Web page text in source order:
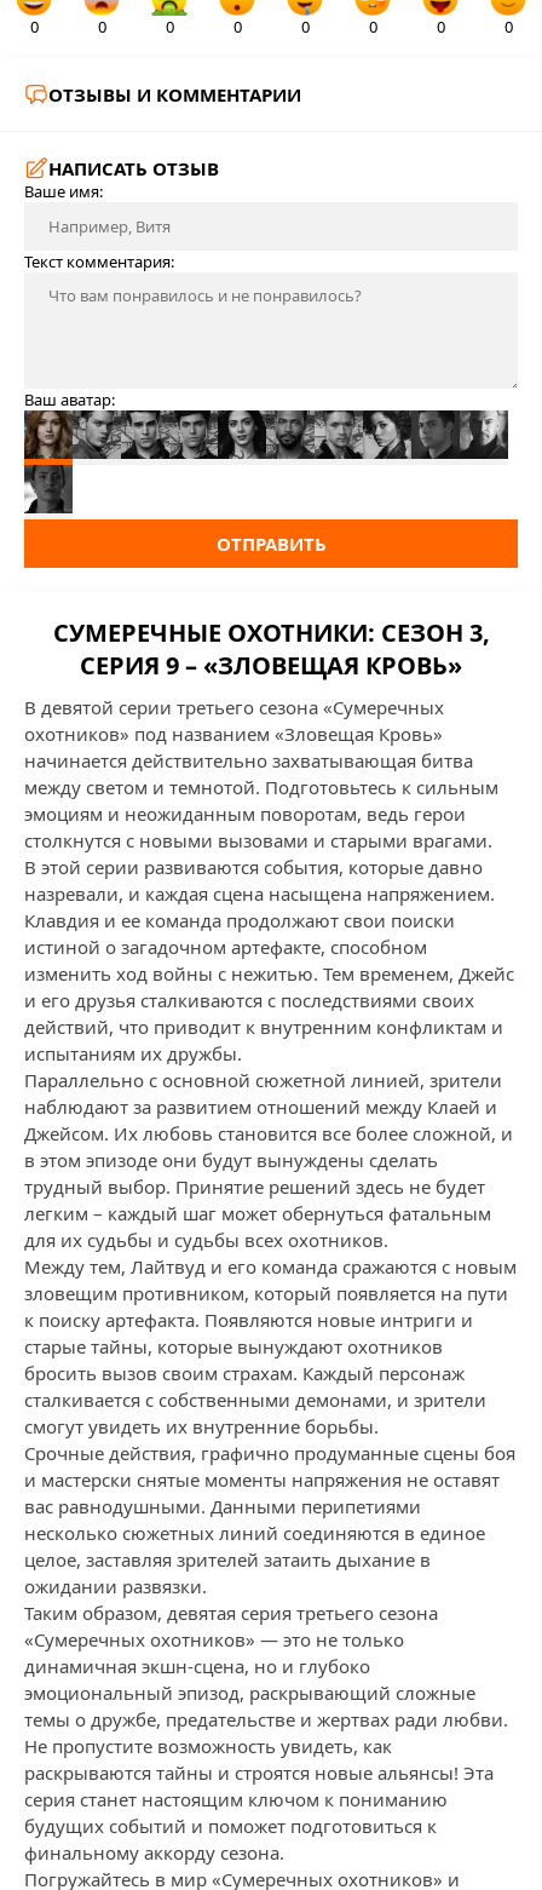
0 0 0 0 0 0 0 0
ОТЗЫВЫ И КОММЕНТАРИИ
НАПИСАТЬ ОТЗЫВ
Ваше имя:
Текст комментария:
Ваш аватар:
ОТПРАВИТЬ
СУМЕРЕЧНЫЕ ОХОТНИКИ: СЕЗОН 3,
СЕРИЯ 9 – «ЗЛОВЕЩАЯ КРОВЬ»
В девятой серии третьего сезона «Сумеречных
охотников» под названием «Зловещая Кровь»
начинается действительно захватывающая битва
между светом и темнотой. Подготовьтесь к сильным
эмоциям и неожиданным поворотам, ведь герои
столкнутся с новыми вызовами и старыми врагами.
В этой серии развиваются события, которые давно
назревали, и каждая сцена насыщена напряжением.
Клавдия и ее команда продолжают свои поиски
истиной о загадочном артефакте, способном
изменить ход войны с нежитью. Тем временем, Джейс
и его друзья сталкиваются с последствиями своих
действий, что приводит к внутренним конфликтам и
испытаниям их дружбы.
Параллельно с основной сюжетной линией, зрители
наблюдают за развитием отношений между Клаей и
Джейсом. Их любовь становится все более сложной, и
в этом эпизоде они будут вынуждены сделать
трудный выбор. Принятие решений здесь не будет
легким – каждый шаг может обернуться фатальным
для их судьбы и судьбы всех охотников.
Между тем, Лайтвуд и его команда сражаются с новым
зловещим противником, который появляется на пути
к поиску артефакта. Появляются новые интриги и
старые тайны, которые вынуждают охотников
бросить вызов своим страхам. Каждый персонаж
сталкивается с собственными демонами, и зрители
смогут увидеть их внутренние борьбы.
Срочные действия, графично продуманные сцены боя
и мастерски снятые моменты напряжения не оставят
вас равнодушными. Данными перипетиями
несколько сюжетных линий соединяются в единое
целое, заставляя зрителей затаить дыхание в
ожидании развязки.
Таким образом, девятая серия третьего сезона
«Сумеречных охотников» — это не только
динамичная экшн-сцена, но и глубоко
эмоциональный эпизод, раскрывающий сложные
темы о дружбе, предательстве и жертвах ради любви.
Не пропустите возможность увидеть, как
раскрываются тайны и строятся новые альянсы! Эта
серия станет настоящим ключом к пониманию
будущих событий и поможет подготовиться к
финальному аккорду сезона.
Погружайтесь в мир «Сумеречных охотников» и